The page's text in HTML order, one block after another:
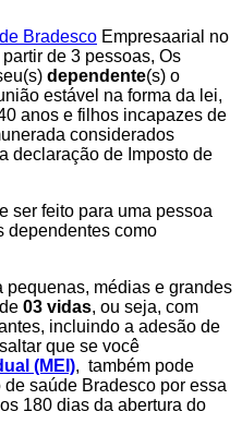
Bradesco Empresaarial no
de 3 pessoas, Os
dependente(s) o
estável na forma da lei,
anos e filhos incapazes de
considerados
declaração de Imposto de
ser feito para uma pessoa
dependentes como
médias e grandes
03 vidas, ou seja, com
incluindo a adesão de
que se você
(MEI), também pode
saúde Bradesco por essa
180 dias da abertura do